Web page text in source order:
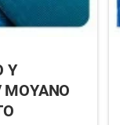
Y
MOYANO